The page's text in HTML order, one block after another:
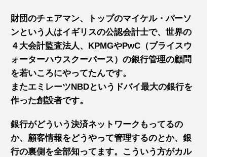
財団のチェアマン、トップのマイケル・パーソ
ンという人はイギリスの公認会計士で、世界の
４大会計監査法人、KPMGやPwC（プライスウ
ォーターハウスクーパース）の銀行管理の顧問
を若いころにやってたんです。
またエミレーツNBDというドバイ最大の銀行を
作った創設者です。
銀行がどういう決済ネットワークもってるの
か、顧客情報をどうやって管理するのとか、銀
行の裏側を全部知ってます。こういう方がカル